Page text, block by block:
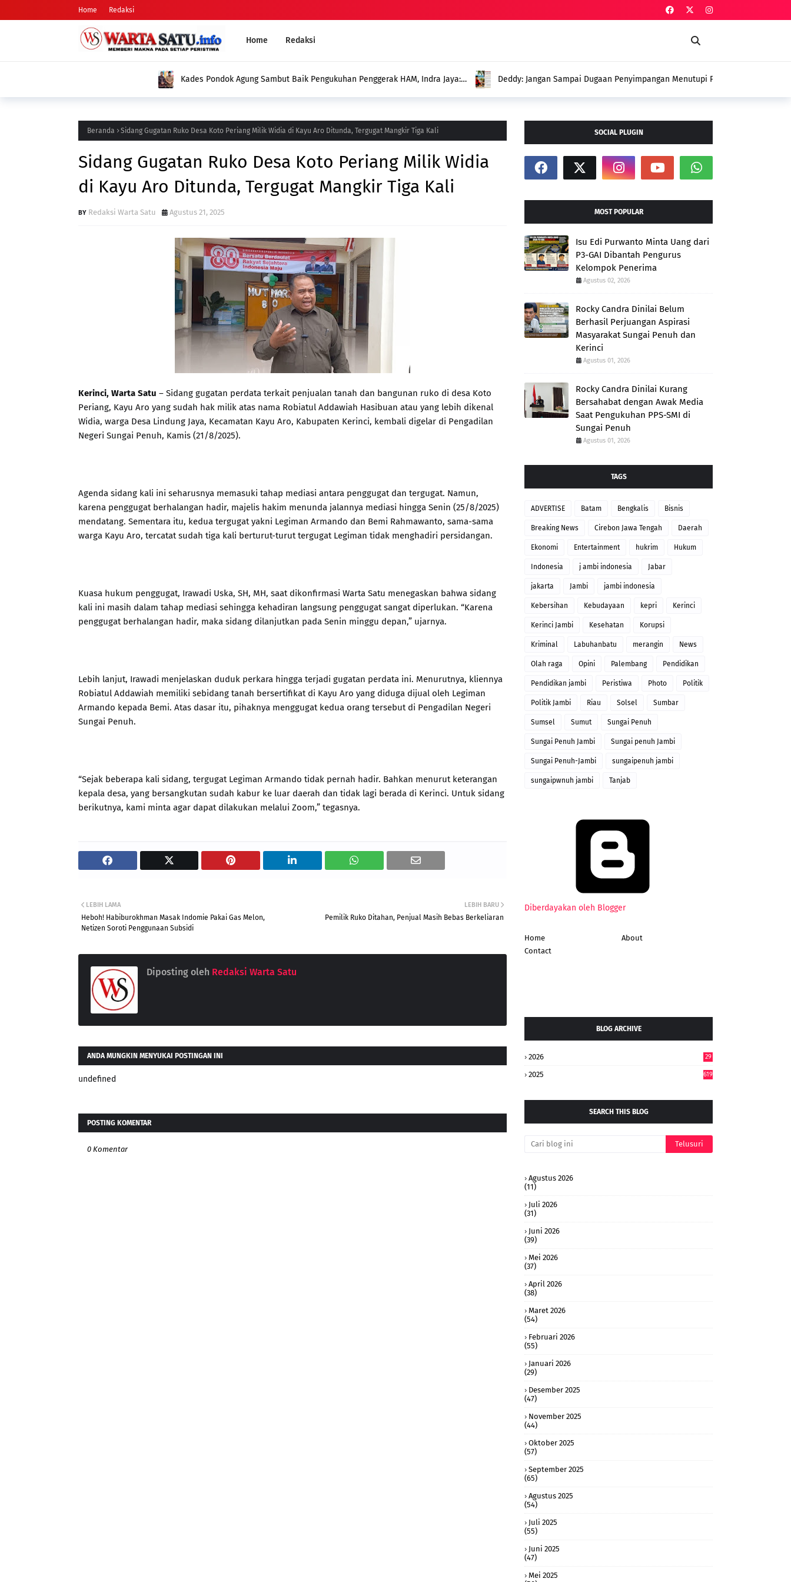
Home Redaksi
Home Redaksi
Kades Pondok Agung Sambut Baik Pengukuhan Penggerak HAM, Indra Jaya:
Jadi Nilai Plus bagi Desa Kami
Deddy: Jangan Sampai Dugaan Penyimpangan Menutupi Perjuangan
Menghadirkan Program untuk Petani
Beranda Sidang Gugatan Ruko Desa Koto Periang Milik Widia di Kayu Aro Ditunda, Tergugat Mangkir Tiga Kali
Sidang Gugatan Ruko Desa Koto Periang Milik Widia
di Kayu Aro Ditunda, Tergugat Mangkir Tiga Kali
Redaksi Warta Satu Agustus 21, 2025
Kerinci, Warta Satu – Sidang gugatan perdata terkait penjualan tanah dan bangunan ruko di desa Koto
Periang, Kayu Aro yang sudah hak milik atas nama Robiatul Addawiah Hasibuan atau yang lebih dikenal
Widia, warga Desa Lindung Jaya, Kecamatan Kayu Aro, Kabupaten Kerinci, kembali digelar di Pengadilan
Negeri Sungai Penuh, Kamis (21/8/2025).
Agenda sidang kali ini seharusnya memasuki tahap mediasi antara penggugat dan tergugat. Namun,
karena penggugat berhalangan hadir, majelis hakim menunda jalannya mediasi hingga Senin (25/8/2025)
mendatang. Sementara itu, kedua tergugat yakni Legiman Armando dan Bemi Rahmawanto, sama-sama
warga Kayu Aro, tercatat sudah tiga kali berturut-turut tergugat Legiman tidak menghadiri persidangan.
Kuasa hukum penggugat, Irawadi Uska, SH, MH, saat dikonfirmasi Warta Satu menegaskan bahwa sidang
kali ini masih dalam tahap mediasi sehingga kehadiran langsung penggugat sangat diperlukan. “Karena
penggugat berhalangan hadir, maka sidang dilanjutkan pada Senin minggu depan,” ujarnya.
Lebih lanjut, Irawadi menjelaskan duduk perkara hingga terjadi gugatan perdata ini. Menurutnya, kliennya
Robiatul Addawiah memiliki sebidang tanah bersertifikat di Kayu Aro yang diduga dijual oleh Legiman
Armando kepada Bemi. Atas dasar itu, pihaknya menggugat kedua orang tersebut di Pengadilan Negeri
Sungai Penuh.
“Sejak beberapa kali sidang, tergugat Legiman Armando tidak pernah hadir. Bahkan menurut keterangan
kepala desa, yang bersangkutan sudah kabur ke luar daerah dan tidak lagi berada di Kerinci. Untuk sidang
berikutnya, kami minta agar dapat dilakukan melalui Zoom,” tegasnya.
LEBIH BARU
Pemilik Ruko Ditahan, Penjual Masih Bebas Berkeliaran
LEBIH LAMA
Heboh! Habiburokhman Masak Indomie Pakai Gas Melon,
Netizen Soroti Penggunaan Subsidi
Diposting oleh Redaksi Warta Satu
ANDA MUNGKIN MENYUKAI POSTINGAN INI
undefined
POSTING KOMENTAR
0 Komentar
SOCIAL PLUGIN
MOST POPULAR
Isu Edi Purwanto Minta Uang dari
P3-GAI Dibantah Pengurus
Kelompok Penerima
Agustus 02, 2026
Rocky Candra Dinilai Belum
Berhasil Perjuangan Aspirasi
Masyarakat Sungai Penuh dan
Kerinci
Agustus 01, 2026
Rocky Candra Dinilai Kurang
Bersahabat dengan Awak Media
Saat Pengukuhan PPS-SMI di
Sungai Penuh
Agustus 01, 2026
TAGS
ADVERTISE Batam Bengkalis Bisnis
Breaking News Cirebon Jawa Tengah Daerah
Ekonomi Entertainment hukrim Hukum
Indonesia j ambi indonesia Jabar
jakarta Jambi jambi indonesia
Kebersihan Kebudayaan kepri Kerinci
Kerinci Jambi Kesehatan Korupsi
Kriminal Labuhanbatu merangin News
Olah raga Opini Palembang Pendidikan
Pendidikan jambi Peristiwa Photo Politik
Politik Jambi Riau Solsel Sumbar
Sumsel Sumut Sungai Penuh
Sungai Penuh Jambi Sungai penuh Jambi
Sungai Penuh-Jambi sungaipenuh jambi
sungaipwnuh jambi Tanjab
Diberdayakan oleh Blogger
Home
About
Contact
BLOG ARCHIVE
2026
29
2025 619
SEARCH THIS BLOG
Agustus 2026
(11)
Juli 2026
(31)
Juni 2026
(39)
Mei 2026
(37)
April 2026
(38)
Maret 2026
(54)
Februari 2026
(55)
Januari 2026
(29)
Desember 2025
(47)
November 2025
(44)
Oktober 2025
(57)
September 2025
(65)
Agustus 2025
(54)
Juli 2025
(55)
Juni 2025
(47)
Mei 2025